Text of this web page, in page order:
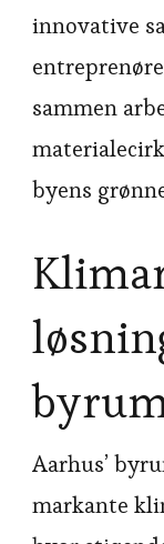
innovative
sammen
byens
Aarhus’
markante